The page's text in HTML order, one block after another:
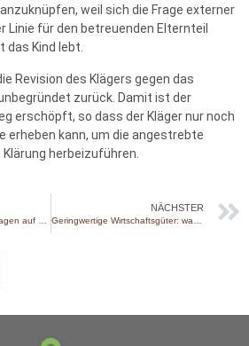
weil sich die Frage externer
Linie für den betreuenden Elternteil
das Kind lebt.
Revision des Klägers gegen das
zurück. Damit ist der
erschöpft, so dass der Kläger nur noch
erheben kann, um die angestrebte
herbeizuführen.
NÄCHSTER